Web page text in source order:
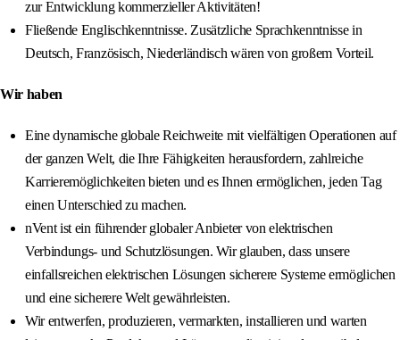
zur Entwicklung kommerzieller Aktivitäten!
Fließende Englischkenntnisse. Zusätzliche Sprachkenntnisse in
Deutsch, Französisch, Niederländisch wären von großem Vorteil.
Wir haben
Eine dynamische globale Reichweite mit vielfältigen Operationen auf
der ganzen Welt, die Ihre Fähigkeiten herausfordern, zahlreiche
Karrieremöglichkeiten bieten und es Ihnen ermöglichen, jeden Tag
einen Unterschied zu machen.
nVent ist ein führender globaler Anbieter von elektrischen
Verbindungs- und Schutzlösungen. Wir glauben, dass unsere
einfallsreichen elektrischen Lösungen sicherere Systeme ermöglichen
und eine sicherere Welt gewährleisten.
Wir entwerfen, produzieren, vermarkten, installieren und warten